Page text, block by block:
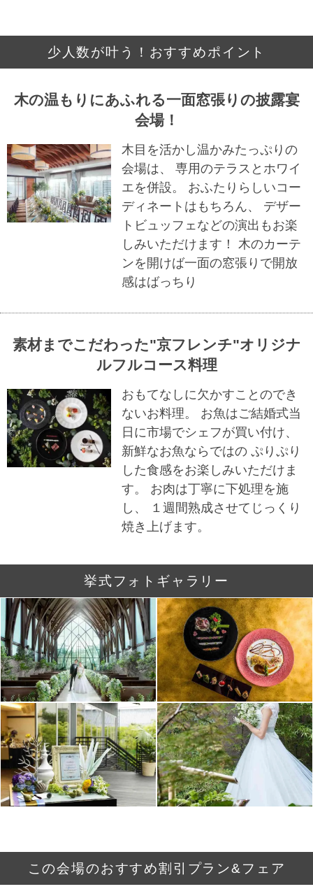
少人数が叶う！おすすめポイント
木の温もりにあふれる一面窓張りの披露宴
会場！
木目を活かし温かみたっぷりの
会場は、 専用のテラスとホワイ
エを併設。 おふたりらしいコー
ディネートはもちろん、 デザー
トビュッフェなどの演出もお楽
しみいただけます！ 木のカーテ
ンを開けば一面の窓張りで開放
感はばっちり
素材までこだわった"京フレンチ"オリジナ
ルフルコース料理
おもてなしに欠かすことのでき
ないお料理。 お魚はご結婚式当
日に市場でシェフが買い付け、
新鮮なお魚ならではの ぷりぷり
した食感をお楽しみいただけま
す。 お肉は丁寧に下処理を施
し、 １週間熟成させてじっくり
焼き上げます。
挙式フォトギャラリー
この会場のおすすめ割引プラン&フェア